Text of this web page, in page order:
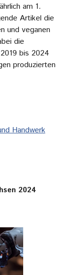
am 1.
Artikel die
und veganen
die
bis 2024
produzierten
Handwerk
2024